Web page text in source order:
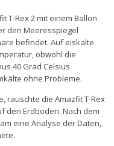
T-Rex 2 mit einem Ballon
den Meeresspiegel
befindet. Auf eiskalte
obwohl die
40 Grad Celsius
ohne Probleme.
rauschte die Amazfit T-Rex
den Erdboden. Nach dem
eine Analyse der Daten,